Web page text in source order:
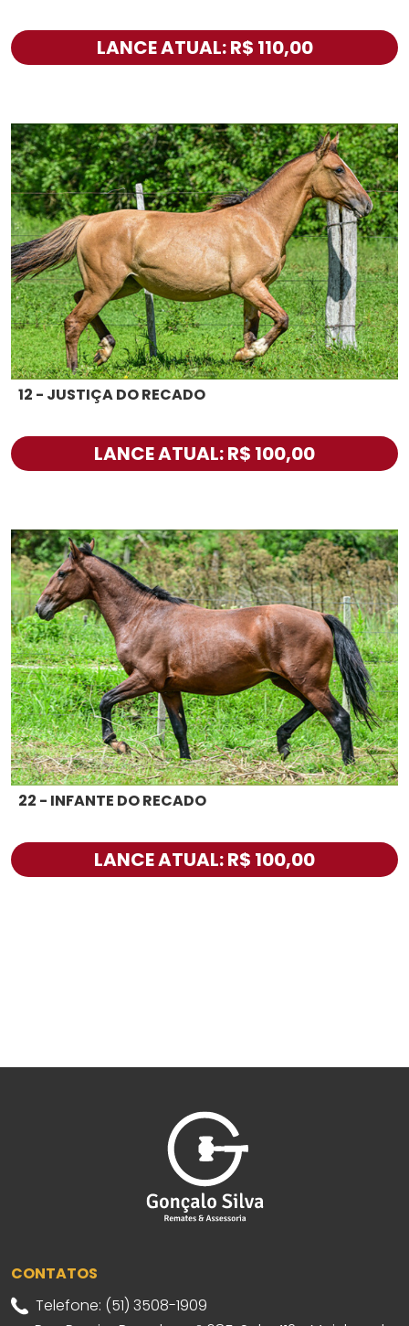
LANCE ATUAL: R$ 110,00
12 - JUSTIÇA DO RECADO
LANCE ATUAL: R$ 100,00
22 - INFANTE DO RECADO
LANCE ATUAL: R$ 100,00
CONTATOS
Telefone: (51) 3508-1909